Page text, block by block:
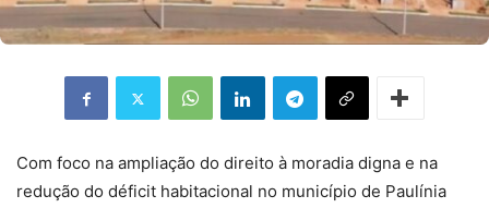
Com foco na ampliação do direito à moradia digna e na
redução do déficit habitacional no município de Paulínia